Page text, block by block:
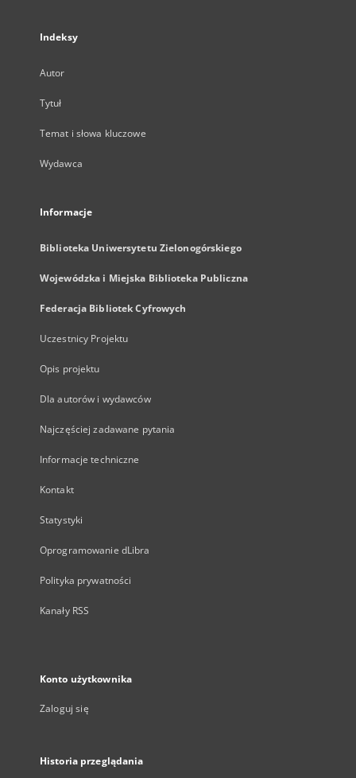
Indeksy
Autor
Tytuł
Temat i słowa kluczowe
Wydawca
Informacje
Biblioteka Uniwersytetu Zielonogórskiego
Wojewódzka i Miejska Biblioteka Publiczna
Federacja Bibliotek Cyfrowych
Uczestnicy Projektu
Opis projektu
Dla autorów i wydawców
Najczęściej zadawane pytania
Informacje techniczne
Kontakt
Statystyki
Oprogramowanie dLibra
Polityka prywatności
Kanały RSS
Konto użytkownika
Zaloguj się
Historia przeglądania